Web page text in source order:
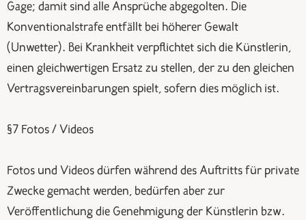
Gage; damit sind alle Ansprüche abgegolten. Die
Konventionalstrafe entfällt bei höherer Gewalt
(Unwetter). Bei Krankheit verpflichtet sich die Künstlerin,
einen gleichwertigen Ersatz zu stellen, der zu den gleichen
Vertragsvereinbarungen spielt, sofern dies möglich ist.
§7 Fotos / Videos
Fotos und Videos dürfen während des Auftritts für private
Zwecke gemacht werden, bedürfen aber zur
Veröffentlichung die Genehmigung der Künstlerin bzw.